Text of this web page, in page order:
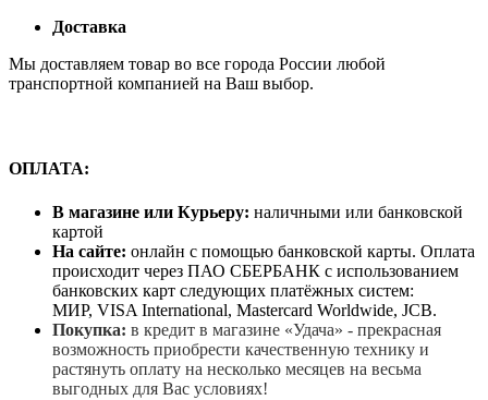
Доставка
Мы доставляем товар во все города России любой
транспортной компанией на Ваш выбор.
ОПЛАТА:
В магазине или Курьеру: наличными или банковской
картой
На сайте: онлайн с помощью банковской карты. Оплата
происходит через ПАО СБЕРБАНК с использованием
банковских карт следующих платёжных систем:
МИР, VISA International, Mastercard Worldwide, JCB.
Покупка: в кредит в магазине «Удача» - прекрасная
возможность приобрести качественную технику и
растянуть оплату на несколько месяцев на весьма
выгодных для Вас условиях!